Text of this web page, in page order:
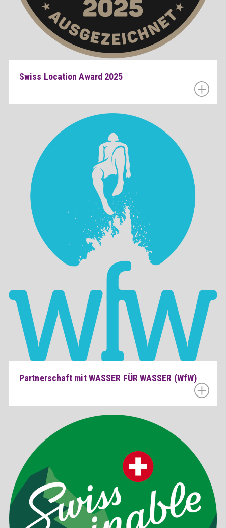
Swiss Location Award 2025
Partnerschaft mit WASSER FÜR WASSER (WfW)